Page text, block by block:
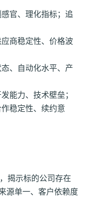
官、理化指标；追
商稳定性、价格波
、自动化水平、产
能力、技术壁垒；
稳定性、续约意
揭示标的公司存在
源单一、客户依赖度